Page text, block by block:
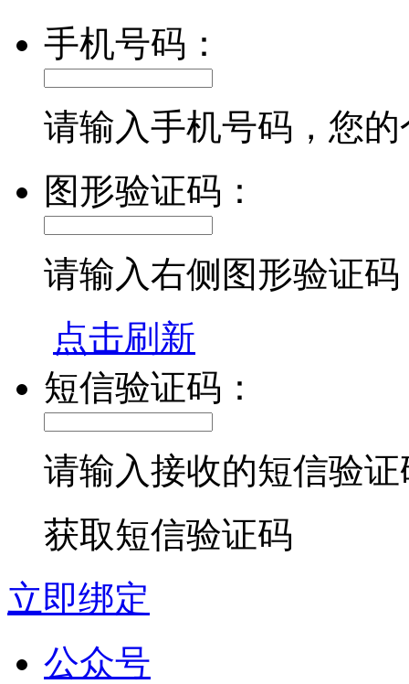
手机号码：
请输入手机号码，您
图形验证码：
请输入右侧图形验证码
点击刷新
短信验证码：
请输入接收的短信验证
获取短信验证码
立即绑定
公众号